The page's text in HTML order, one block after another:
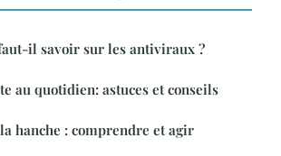
il savoir sur les antiviraux ?
au quotidien: astuces et conseils
hanche : comprendre et agir